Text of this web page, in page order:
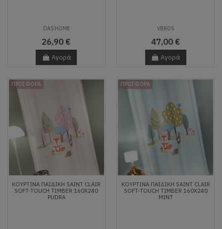
DAS HOME
26,90 €
Αγορά
VBROS
47,00 €
Αγορά
ΠΡΟΣΦΟΡΑ
ΚΟΥΡΤΙΝΑ ΠΑΙΔΙΚΗ SAINT CLAIR
SOFT-TOUCH TIMBER 160X240
PUDRA
ΠΡΟΣΦΟΡΑ
ΚΟΥΡΤΙΝΑ ΠΑΙΔΙΚΗ SAINT CLAIR
SOFT-TOUCH TIMBER 160X240
ΜΙΝΤ